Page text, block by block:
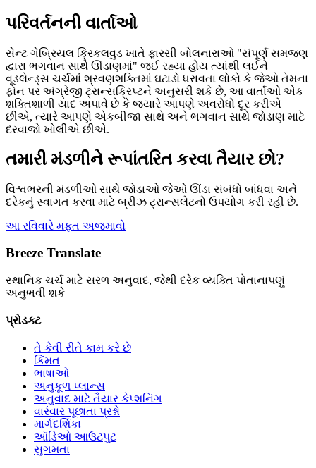
પરિવર્તનની વાર્તાઓ
સેન્ટ ગેબ્રિયલ ક્રિકલવુડ ખાતે ફારસી બોલનારાઓ "સંપૂર્ણ સમજણ
દ્વારા ભગવાન સાથે ઊંડાણમાં" જઈ રહ્યા હોય ત્યાંથી લઈને
વૂડલેન્ડ્સ ચર્ચમાં શ્રવણશક્તિમાં ઘટાડો ધરાવતા લોકો કે જેઓ તેમના
ફોન પર અંગ્રેજી ટ્રાન્સક્રિપ્ટને અનુસરી શકે છે, આ વાર્તાઓ એક
શક્તિશાળી યાદ અપાવે છે કે જ્યારે આપણે અવરોધો દૂર કરીએ
છીએ, ત્યારે આપણે એકબીજા સાથે અને ભગવાન સાથે જોડાણ માટે
દરવાજો ખોલીએ છીએ.
તમારી મંડળીને રૂપાંતરિત કરવા તૈયાર છો?
વિશ્વભરની મંડળીઓ સાથે જોડાઓ જેઓ ઊંડા સંબંધો બાંધવા અને
દરેકનું સ્વાગત કરવા માટે બ્રીઝ ટ્રાન્સલેટનો ઉપયોગ કરી રહી છે.
આ રવિવારે મફત અજમાવો
Breeze Translate
સ્થાનિક ચર્ચ માટે સરળ અનુવાદ, જેથી દરેક વ્યક્તિ પોતાનાપણું
અનુભવી શકે
પ્રોડક્ટ
તે કેવી રીતે કામ કરે છે
કિંમત
ભાષાઓ
અનુકૂળ પ્લાન્સ
અનુવાદ માટે તૈયાર કેપ્શનિંગ
વારંવાર પૂછાતા પ્રશ્નો
માર્ગદર્શિકા
ઑડિઓ આઉટપુટ
સુગમતા